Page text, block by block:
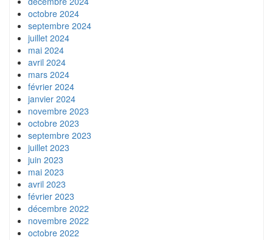
octobre 2024
septembre 2024
juillet 2024
mai 2024
avril 2024
mars 2024
février 2024
janvier 2024
novembre 2023
octobre 2023
septembre 2023
juillet 2023
juin 2023
mai 2023
avril 2023
février 2023
décembre 2022
novembre 2022
octobre 2022